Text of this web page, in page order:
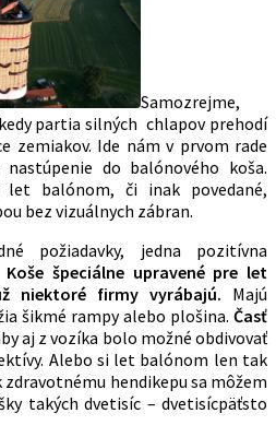
Samozrejme,
partia silných chlapov prehodí
zemiakov. Ide nám v prvom rade
do balónového koša.
balónom, či inak povedané,
bez vizuálnych zábran.
požiadavky, jedna pozitívna
Koše špeciálne upravené pre let
niektoré firmy vyrábajú. Majú
šikmé rampy alebo plošina. Časť
aj z vozíka bolo možné obdivovať
Alebo si let balónom len tak
hendikepu sa môžem
takých dvetisíc – dvetisícpäťsto